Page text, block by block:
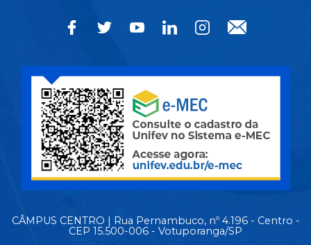
CÂMPUS CENTRO | Rua Pernambuco, nº 4.196 - Centro -
CEP 15.500-006 - Votuporanga/SP